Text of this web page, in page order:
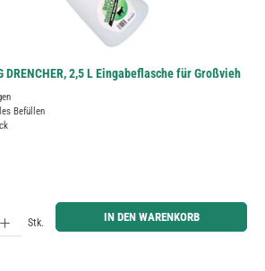
2,5 L Eingabeflasche für Großvieh
Befüllen
Wert ein oder benutze die Schaltflächen um die Anzahl zu
Stk. IN DEN WARENKORB